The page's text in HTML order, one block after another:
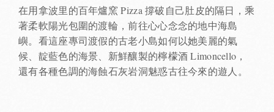
在用拿波里的百年爐窯 Pizza 撐破自己肚皮的隔日，乘
著柔軟陽光包圍的渡輪，前往心心念念的地中海島
嶼。看這座專司渡假的古老小島如何以她美麗的氣
候、靛藍色的海景、新鮮釀製的檸檬酒 Limoncello，
還有各種色調的海蝕石灰岩洞魅惑古往今來的遊人。